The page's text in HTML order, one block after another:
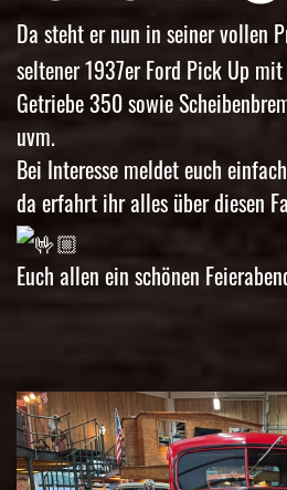
Da steht er nun in seiner vollen
seltener 1937er Ford Pick Up
Getriebe 350 sowie
uvm.
Bei Interesse meldet euch
da erfahrt ihr alles über diesen
Euch allen ein schönen